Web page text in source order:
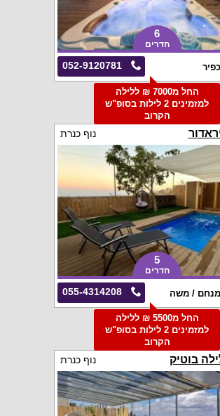
6
חדרים
052-9120781 כפיר
החל מ7000 ₪ ללילה
למזמינים 2 לילות בסופ"ש
הקרוב
נוף כנרת
5
חדרים
055-4314208 מנחם / משה
החל מ5500 ₪ ללילה
למזמינים 2 לילות בסופ"ש
הקרוב
בוטיק נוף כנרת